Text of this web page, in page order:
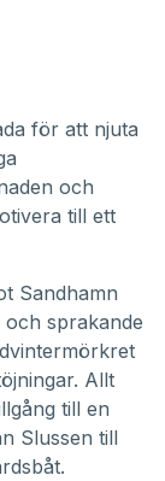
för att njuta
och
till ett
Sandhamn
sprakande
Allt
till en
Slussen till